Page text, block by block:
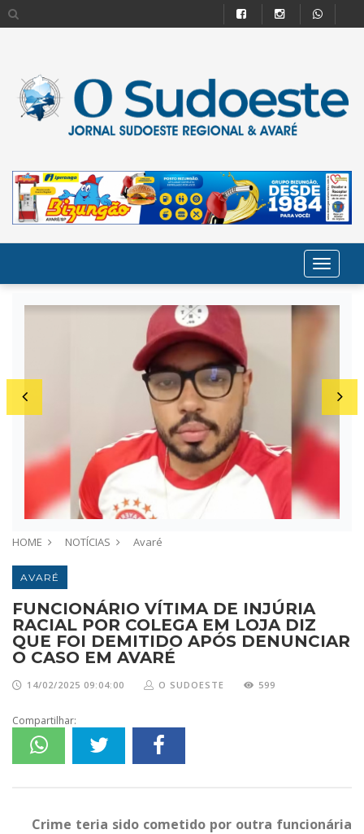
HOME NOTÍCIAS Avaré
AVARÉ
FUNCIONÁRIO VÍTIMA DE INJÚRIA
RACIAL POR COLEGA EM LOJA DIZ
QUE FOI DEMITIDO APÓS DENUNCIAR
O CASO EM AVARÉ
14/02/2025 09:04:00 O SUDOESTE 599
Compartilhar:
Crime teria sido cometido por outra funcionária